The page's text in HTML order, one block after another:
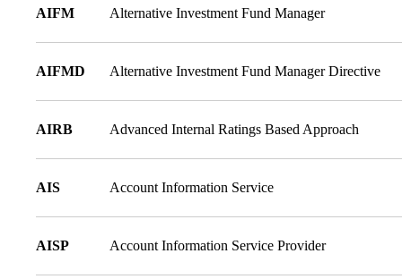
AIFM Alternative Investment Fund Manager
AIFMD Alternative Investment Fund Manager Directive
AIRB Advanced Internal Ratings Based Approach
AIS Account Information Service
AISP Account Information Service Provider